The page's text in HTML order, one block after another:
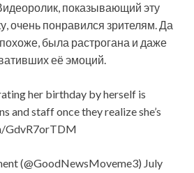
показывающий эту
очень понравился зрителям. Да
была растрогана и даже
её эмоций.
her birthday by herself is
and staff once they realize she’s
GdvR7orTDM
(@GoodNewsMoveme3) July